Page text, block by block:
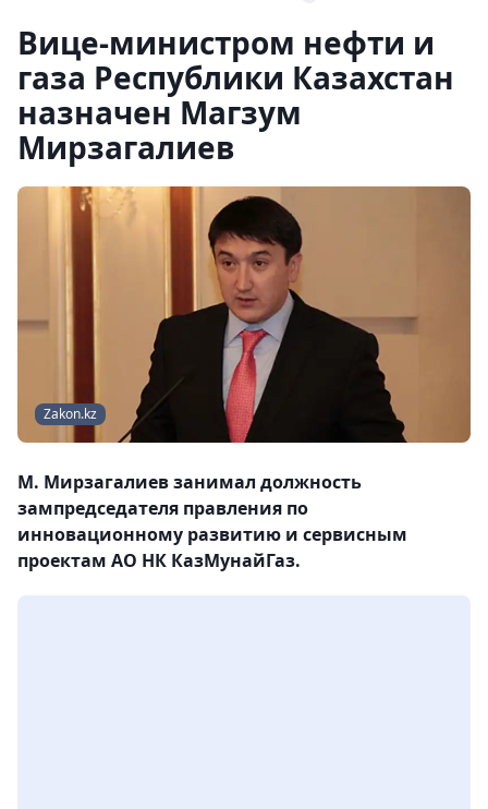
Вице-министром нефти и
газа Республики Казахстан
назначен Магзум
Мирзагалиев
Zakon.kz
М. Мирзагалиев занимал должность
зампредседателя правления по
инновационному развитию и сервисным
проектам АО НК КазМунайГаз.